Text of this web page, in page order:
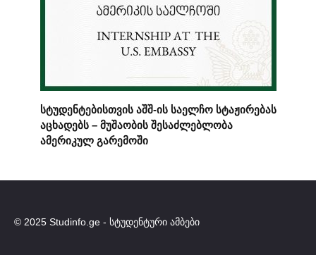
სტუდენტებისთვის აშშ-ის საელჩო სტაჟირებას
აცხადებს – მუშაობის შესაძლებლობა
ამერიკულ გარემოში
© 2025 Studinfo.ge - სტუდენტური ამბები